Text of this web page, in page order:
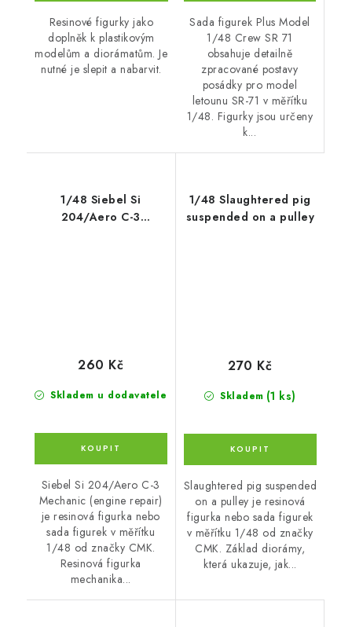
Resinové figurky jako
doplněk k plastikovým
modelům a diorámatům. Je
nutné je slepit a nabarvit.
Sada figurek Plus Model
1/48 Crew SR 71
obsahuje detailně
zpracované postavy
posádky pro model
letounu SR-71 v měřítku
1/48. Figurky jsou určeny
k...
1/48 Siebel Si
204/Aero C-3
Skladem u dodavatele
260 Kč
Siebel Si 204/Aero C-3
Mechanic (engine repair)
je resinová figurka nebo
sada figurek v měřítku
1/48 od značky CMK.
Resinová figurka
mechanika...
1/48 Slaughtered pig
suspended on a pulley
Skladem (1 ks)
270 Kč
Slaughtered pig suspended
on a pulley je resinová
figurka nebo sada figurek
v měřítku 1/48 od značky
CMK. Základ diorámy,
která ukazuje, jak...